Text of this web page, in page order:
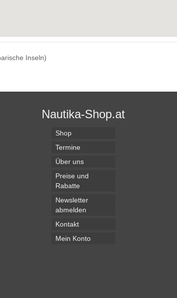
Inseln)
Nautika-Shop.at
Shop
Termine
Über uns
Preise und
Rabatte
Newsletter
abmelden
Kontakt
Mein Konto